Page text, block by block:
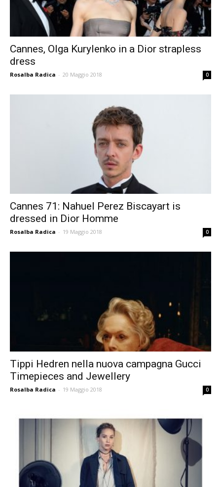
Cannes, Olga Kurylenko in a Dior strapless
dress
Rosalba Radica - 20 Maggio 2018 0
Cannes 71: Nahuel Perez Biscayart is
dressed in Dior Homme
Rosalba Radica - 19 Maggio 2018 0
Tippi Hedren nella nuova campagna Gucci
Timepieces and Jewellery
Rosalba Radica - 19 Maggio 2018 0